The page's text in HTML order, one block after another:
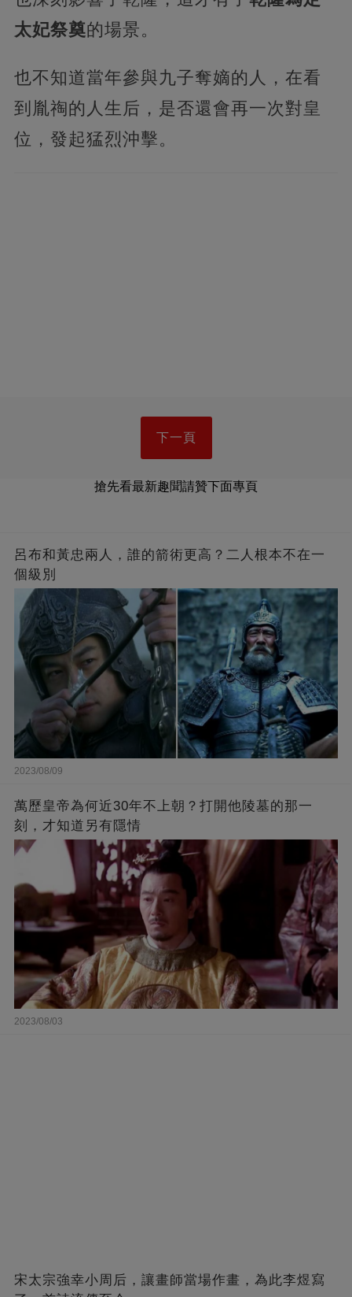
太妃祭奠的場景。
也不知道當年參與九子奪嫡的人，在看
到胤祹的人生后，是否還會再一次對皇
位，發起猛烈沖擊。
下一頁
搶先看最新趣聞請贊下面專頁
呂布和黃忠兩人，誰的箭術更高？二人根本不在一
個級別
2023/08/09
萬歷皇帝為何近30年不上朝？打開他陵墓的那一
刻，才知道另有隱情
2023/08/03
宋太宗強幸小周后，讓畫師當場作畫，為此李煜寫